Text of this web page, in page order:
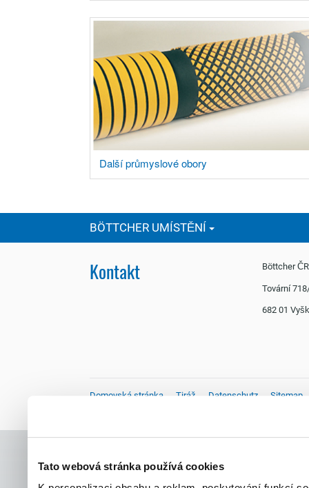
Tato webová stránka používá cookies
Další průmyslové obory
BÖTTCHER UMÍSTĚNÍ
Kontakt Böttcher
Tovární
682 01
Domovská stránka Tiráž Datenschutz
Sitemap